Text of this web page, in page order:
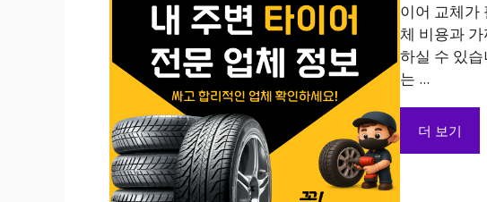
이어 교체가
체 비용과
하실 수 있
는 ...
더 보기